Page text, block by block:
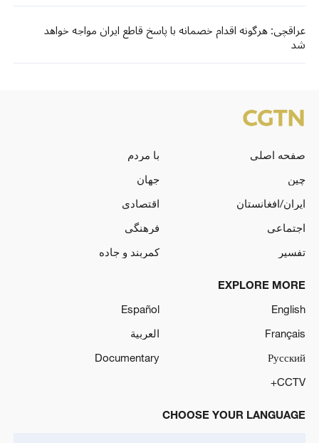
عراقچی: هرگونه اقدام خصمانه با پاسخ قاطع ایران مواجه خواهد
شد
صفحه اصلی
با مردم
چین
جهان
ایران/افغانستان
اقتصادی
اجتماعی
فرهنگی
تفسیر
کمربند و جاده
EXPLORE MORE
English
Español
Français
العربية
Русский
Documentary
CCTV+
CHOOSE YOUR LANGUAGE